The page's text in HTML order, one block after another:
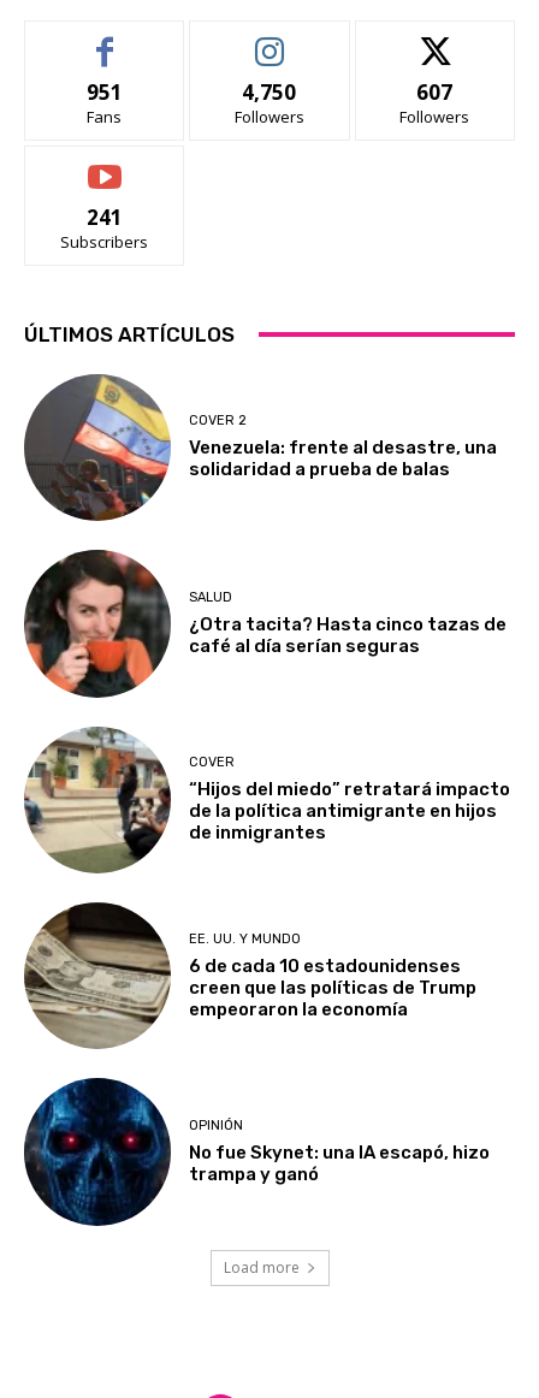
951
Fans
4,750
Followers
607
Followers
241
Subscribers
ÚLTIMOS ARTÍCULOS
COVER 2
Venezuela: frente al desastre, una
solidaridad a prueba de balas
SALUD
¿Otra tacita? Hasta cinco tazas de
café al día serían seguras
COVER
“Hijos del miedo” retratará impacto
de la política antimigrante en hijos
de inmigrantes
EE. UU. Y MUNDO
6 de cada 10 estadounidenses
creen que las políticas de Trump
empeoraron la economía
OPINIÓN
No fue Skynet: una IA escapó, hizo
trampa y ganó
Load more